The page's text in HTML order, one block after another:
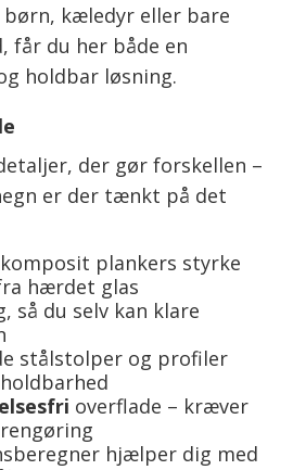
børn, kæledyr eller bare
får du her både en
holdbar løsning.
der gør forskellen –
er der tænkt på det
plankers styrke
hærdet glas
så du selv kan klare
stålstolper og profiler
overflade – kræver
hjælper dig med